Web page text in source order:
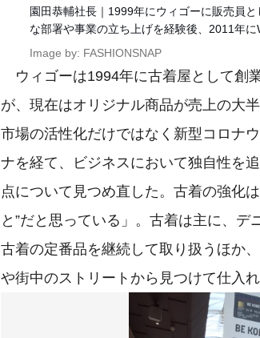
園田恭輔社長｜1999年にウィゴーに販売員
な部署や事業の立ち上げを経験後、2011年
Image by: FASHIONSNAP
ウィゴーは1994年に古着屋として創
が、現在はオリジナル商品が売上の大
市場の活性化だけではなく新型コロナ
ナを経て、ビジネスにおいて独自性を
点について見つめ直した。古着の強化
と”だと思っている」。古着は主に、
古着の定番品を継続して取り扱うほか
や街中のストリートから見つけて仕入れ